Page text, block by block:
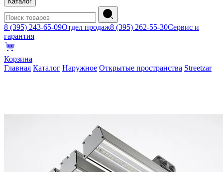
8 (395) 243-65-09Отдел продаж8 (395) 262-55-30Сервис и
гарантия
Корзина
Главная Каталог Наружное Открытые пространства Streetzar